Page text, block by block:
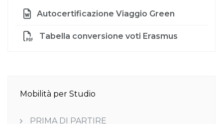
Autocertificazione Viaggio Green
Tabella conversione voti Erasmus
Mobilità per Studio
PRIMA DI PARTIRE